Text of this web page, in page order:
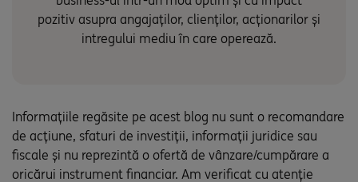
pozitiv asupra angajaților, clienților, acționarilor și
intregului mediu în care operează.
Informațiile regăsite pe acest blog nu sunt o recomandare
de acțiune, sfaturi de investiții, informații juridice sau
fiscale și nu reprezintă o ofertă de vânzare/cumpărare a
oricărui instrument financiar. Am verificat cu atenție